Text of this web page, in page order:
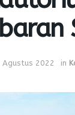
Agustus 2022 in